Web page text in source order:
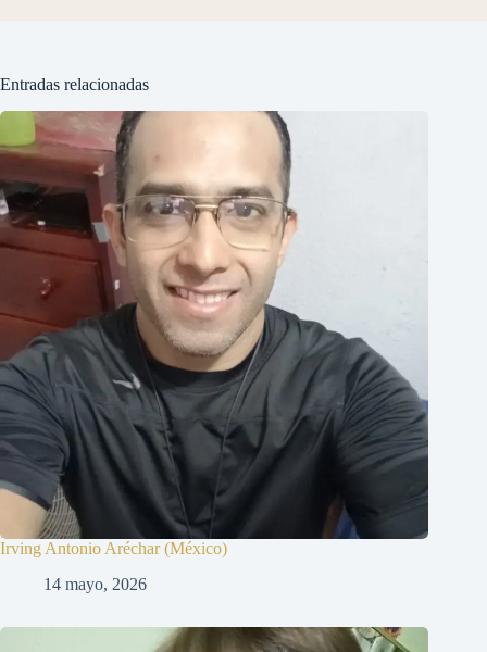
Entradas relacionadas
Irving Antonio Aréchar (México)
14 mayo, 2026